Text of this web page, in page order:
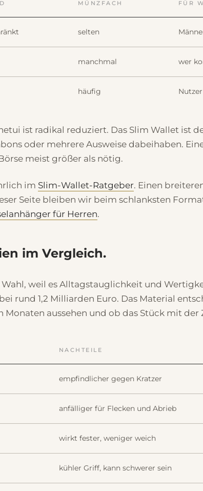
MÜNZFACH FÜR
selten
manchmal wer
häufig
ist radikal reduziert. Das Slim Wallet ist
oder mehrere Ausweise dabeihaben.
meist größer als nötig.
im Slim-Wallet-Ratgeber. Einen
Seite bleiben wir beim schlanksten
für Herren.
im Vergleich.
weil es Alltagstauglichkeit und
rund 1,2 Milliarden Euro. Das Material
aussehen und ob das Stück mit
NACHTEILE
empfindlicher gegen Kratzer
anfälliger für Flecken und Abrieb
wirkt fester, weniger weich
kühler Griff, kann schwerer sein